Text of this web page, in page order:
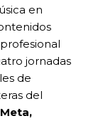
en
jornadas
de
del